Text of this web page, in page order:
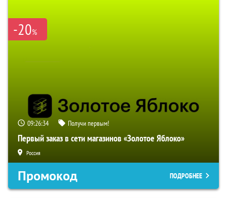
-20%
09:26:33 Получи первым!
Первый заказ в сети магазинов «Золотое Яблоко»
Россия
Промокод ПОДРОБНЕЕ